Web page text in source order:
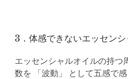
3．体感できないエッセン
エッセンシャルオイルの持つ
数を 「波動」 として五感で